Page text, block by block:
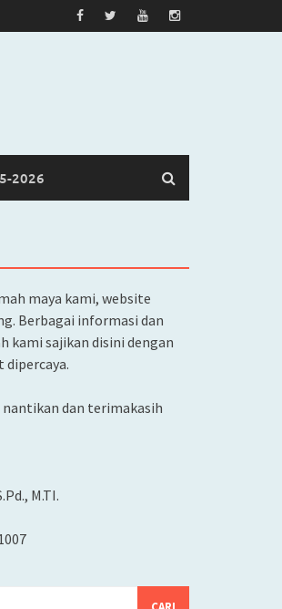
2026
maya kami, website
Berbagai informasi dan
kami sajikan disini dengan
dipercaya.
dan terimakasih
M.TI.